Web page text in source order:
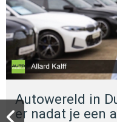
Autowereld in
er nadat je een